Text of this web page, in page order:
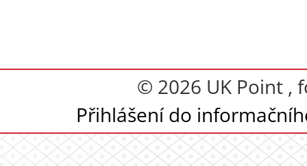
© 2026 UK Point ,
Přihlášení do